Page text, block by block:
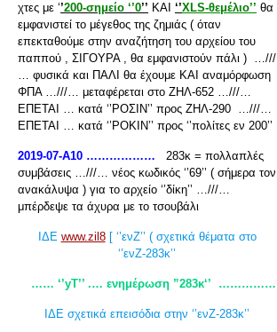
χτες με ‘’200-σημείο ‘’0’’ ΚΑΙ ‘’XLS-θεμέλιο’’ θα
εμφανιστεί το μέγεθος της ζημιάς ( όταν
επεκταθούμε στην αναζήτηση του αρχείου του
παππού , ΣΙΓΟΥΡΑ , θα εμφανιστούν πάλι ) …///
… φυσικά και ΠΑΛΙ θα έχουμε ΚΑΙ αναμόρφωση
ΦΠΑ …///… μεταφέρεται στο ΖΗΛ-652 …///…
ΕΠΕΤΑΙ … κατά ‘’ΡΟΣΙΝ’’ προς ΖΗΛ-290 …///…
ΕΠΕΤΑΙ … κατά ‘’ΡΟΚΙΝ’’ προς ‘’πολίτες εν 200’’
2019-07-Α10 ………………
283κ = πολλαπλές
συμβάσεις …///… νέος κωδικός ‘’69’’ ( σήμερα τον
ανακάλυψα ) για το αρχείο ‘’δίκη’’ …///…
μπέρδεψε τα άχυρα με το τσουβάλι
ΙΔΕ www.zil8[ ‘’ενΖ’’ ( σχετικά θέματα στο
‘’ενΖ-283κ’’
…… ‘’yT’’ .… ενημέρωση ”283κ‘’ ……………
ΙΔΕ σχετικά επεισόδια στην ‘’ενΖ-283κ’’